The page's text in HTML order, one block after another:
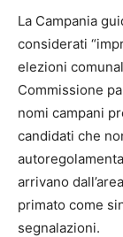
La Campania
considerati
elezioni
Commissione
nomi campani
candidati che
arrivano
primato come
segnalazioni.